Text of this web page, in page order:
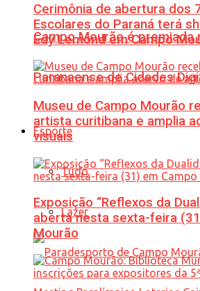
Campo Mourão é premiada
Paranaense de Cidades
Esporte
Tudo
Lazer
Cerimônia de abertura dos
Escolares do Paraná terá
Edy Lemond em Campo
Museu de Campo Mourão
artista curitibana e amplia
visuais
Exposição “Reflexos da
aberta nesta sexta-feira
Mourão